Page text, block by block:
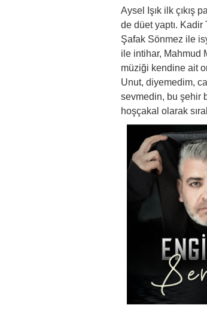
Aysel Işık ilk çıkış
de düet yaptı. Kadir
Şafak Sönmez ile
ile intihar, Mahmud
müziği kendine ait
Unut, diyemedim,
sevmedin, bu şehir
hoşçakal olarak